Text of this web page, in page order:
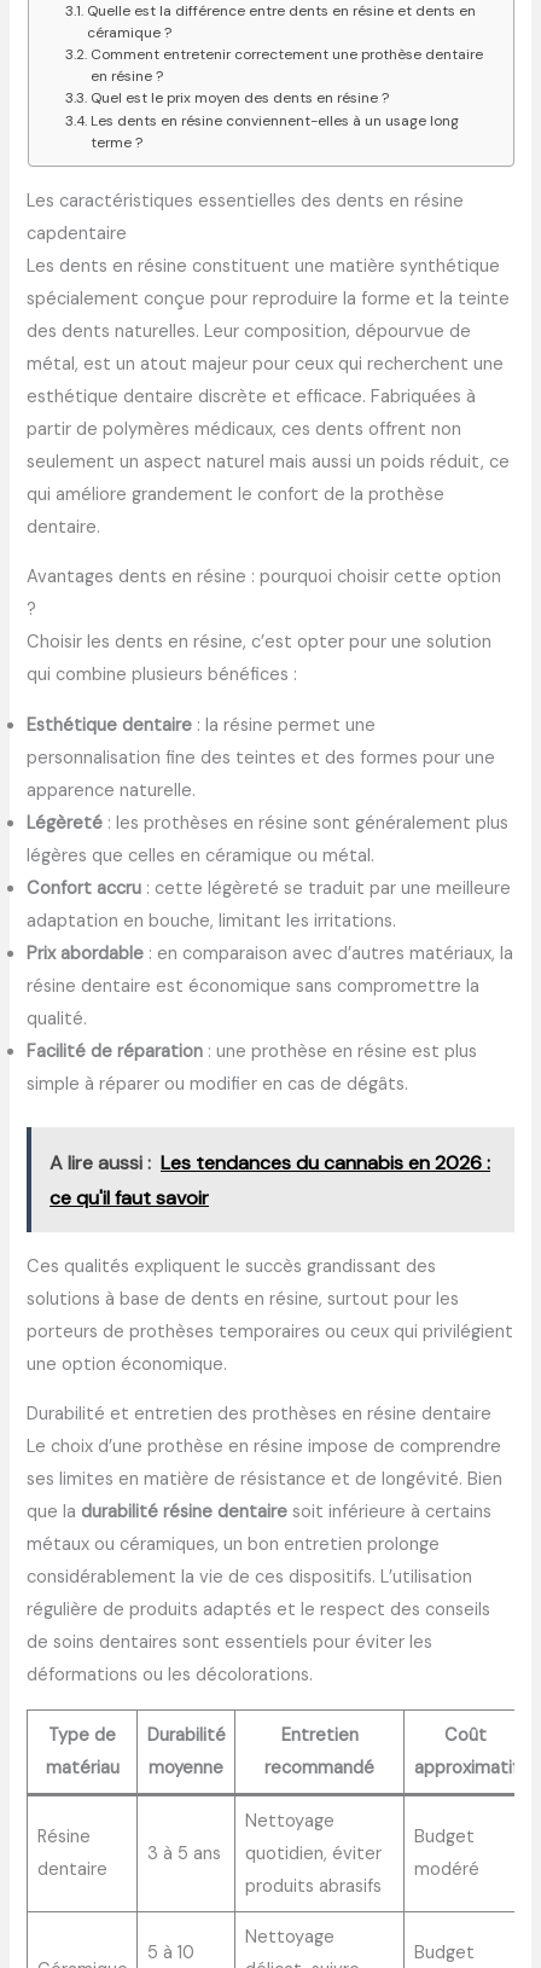
Quelle est la différence entre dents en résine et dents en
céramique ?
Comment entretenir correctement une prothèse dentaire
en résine ?
Quel est le prix moyen des dents en résine ?
Les dents en résine conviennent-elles à un usage long
terme ?
Les caractéristiques essentielles des dents en résine
capdentaire
Les dents en résine constituent une matière synthétique
spécialement conçue pour reproduire la forme et la teinte
des dents naturelles. Leur composition, dépourvue de
métal, est un atout majeur pour ceux qui recherchent une
esthétique dentaire discrète et efficace. Fabriquées à
partir de polymères médicaux, ces dents offrent non
seulement un aspect naturel mais aussi un poids réduit, ce
qui améliore grandement le confort de la prothèse
dentaire.
Avantages dents en résine : pourquoi choisir cette option
?
Choisir les dents en résine, c’est opter pour une solution
qui combine plusieurs bénéfices :
Esthétique dentaire : la résine permet une
personnalisation fine des teintes et des formes pour une
apparence naturelle.
Légèreté : les prothèses en résine sont généralement plus
légères que celles en céramique ou métal.
Confort accru : cette légèreté se traduit par une meilleure
adaptation en bouche, limitant les irritations.
Prix abordable : en comparaison avec d’autres matériaux, la
résine dentaire est économique sans compromettre la
qualité.
Facilité de réparation : une prothèse en résine est plus
simple à réparer ou modifier en cas de dégâts.
A lire aussi : Les tendances du cannabis en 2026 :
ce qu'il faut savoir
Ces qualités expliquent le succès grandissant des
solutions à base de dents en résine, surtout pour les
porteurs de prothèses temporaires ou ceux qui privilégient
une option économique.
Durabilité et entretien des prothèses en résine dentaire
Le choix d’une prothèse en résine impose de comprendre
ses limites en matière de résistance et de longévité. Bien
que ladurabilité résine dentaire soit inférieure à certains
métaux ou céramiques, un bon entretien prolonge
considérablement la vie de ces dispositifs. L’utilisation
régulière de produits adaptés et le respect des conseils
de soins dentaires sont essentiels pour éviter les
déformations ou les décolorations.
Type de
matériau
Durabilité
moyenne
Entretien
recommandé
Coût
approximatif
Résine
dentaire
3 à 5 ans
Nettoyage
quotidien, éviter
produits abrasifs
Budget
modéré
5 à 10
Nettoyage
Budget